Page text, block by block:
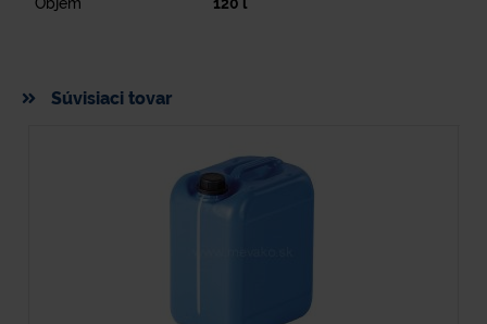
Objem
120 l
Súvisiaci tovar